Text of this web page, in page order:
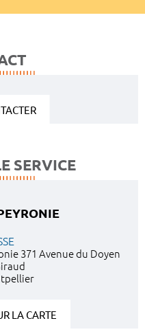
SERVICE
371 Avenue du Doyen
LA CARTE